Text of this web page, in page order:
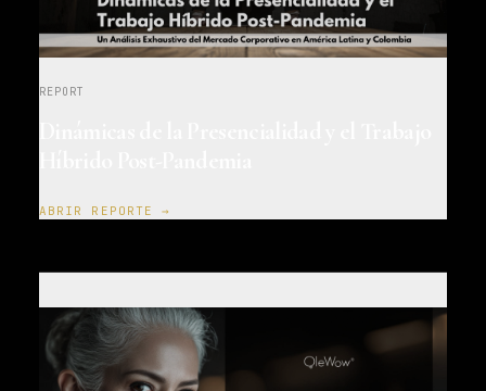
REPORT
ABRIR REPORTE →